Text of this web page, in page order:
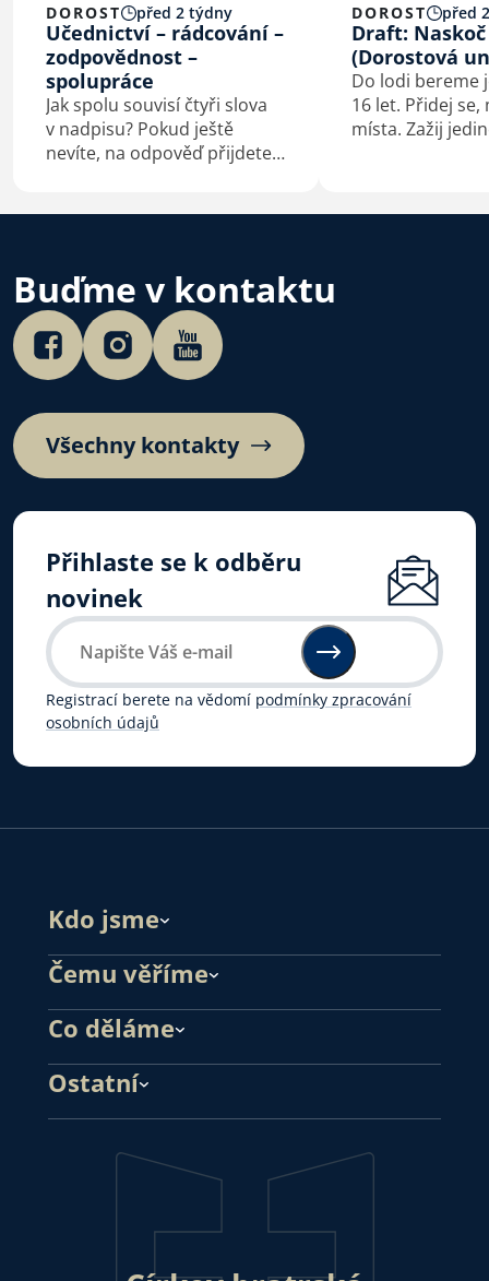
DOROST před 2 týdny
Učednictví – rádcování –
zodpovědnost –
spolupráce
Jak spolu souvisí čtyři slova
v nadpisu? Pokud ještě
nevíte, na odpověď přijdete
DOROST před
Draft:
(Dorostová
Do lodi bereme
16 let. Přidej se,
místa. Zažij
Buďme v kontaktu
Všechny kontakty
Přihlaste se k odběru
novinek
Registrací berete na vědomí podmínky zpracování
osobních údajů
Kdo jsme
Čemu věříme
Co děláme
Ostatní